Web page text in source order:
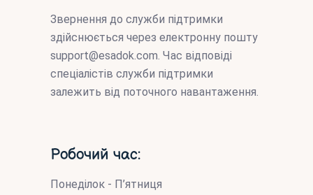
Звернення до служби підтримки
здійснюється через електронну пошту
support@esadok.com. Час відповіді
спеціалістів служби підтримки
залежить від поточного навантаження.
Робочий час:
Понеділок - П’ятниця